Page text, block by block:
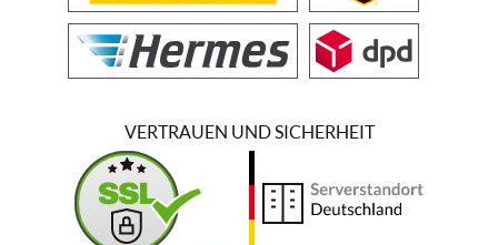
VERTRAUEN UND SICHERHEIT